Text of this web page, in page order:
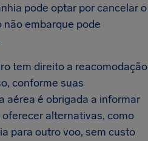
pode optar por cancelar o
não embarque pode
tem direito a reacomodação
conforme suas
aérea é obrigada a informar
alternativas, como
para outro voo, sem custo